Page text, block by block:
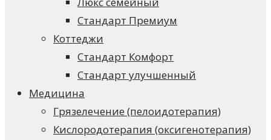
Стандарт Премиум
Коттеджи
Стандарт Комфорт
Стандарт улучшенный
Медицина
Грязелечение (пелоидотерапия)
Кислородотерапия (оксигенотерапия)